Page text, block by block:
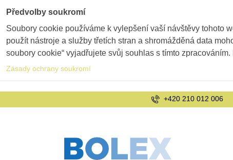
+420 210 012 006
Předvolby soukromí
Soubory cookie používáme k vylepšení vaší návštěvy tohoto
použít nástroje a služby třetích stran a shromážděná data
soubory cookie“ vyjadřujete svůj souhlas s tímto
Zásady ochrany soukromí